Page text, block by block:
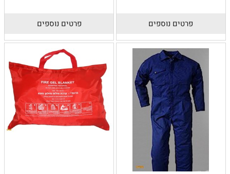
פרטים נוספים פרטים נוספים